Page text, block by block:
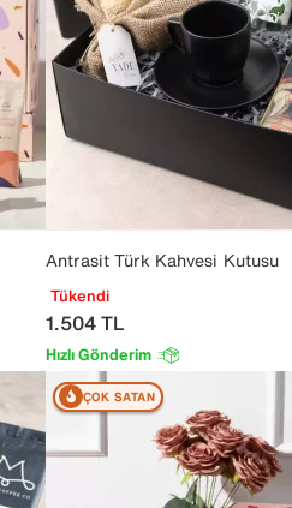
Antrasit Türk Kahvesi Kutusu
Tükendi
1.504TL
Hızlı Gönderim
ÇOK SATAN